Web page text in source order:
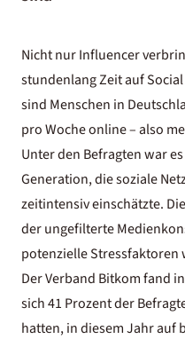
Nicht nur Influencer
stundenlang Zeit auf
sind Menschen in
pro Woche online – also
Unter den Befragten war
Generation, die soziale
zeitintensiv einschätzte.
der ungefilterte
potenzielle
Der Verband Bitkom fand
sich 41 Prozent der
hatten, in diesem Jahr auf